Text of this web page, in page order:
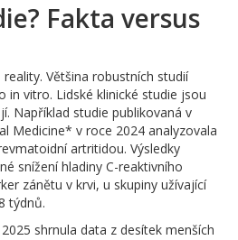
Fakta versus
Většina robustních studií
in vitro. Lidské klinické studie jsou
Například studie publikovaná v
Medicine* v roce 2024 analyzovala
artritidou. Výsledky
snížení hladiny C-reaktivního
zánětu v krvi, u skupiny užívající
týdnů.
shrnula data z desítek menších